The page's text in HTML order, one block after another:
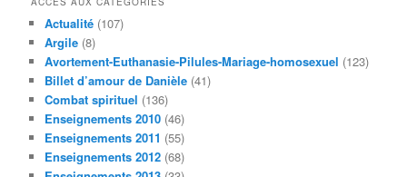
c
h
e
Actualité (107)
Argile (8)
Avortement-Euthanasie-Pilules-Mariage-homosexuel (123)
Billet d’amour de Danièle (41)
Combat spirituel (136)
Enseignements 2010 (46)
Enseignements 2011 (55)
Enseignements 2012 (68)